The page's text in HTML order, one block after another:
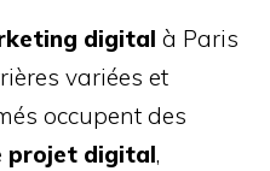
digital à Paris
variées et
occupent des
projet digital,